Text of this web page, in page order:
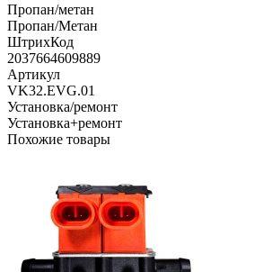
Пропан/метан
Пропан/Метан
ШтрихКод
2037664609889
Артикул
VK32.EVG.01
Установка/ремонт
Установка+ремонт
Похожие товары